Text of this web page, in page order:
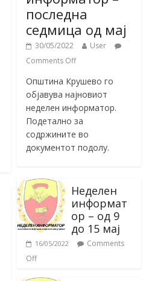
последна
седмица од мај
30/05/2022
User
Comments Off
Општина Крушево го
објавува најновиот
неделен информатор.
Подетално за
содржините во
документот подолу.
Неделен
информат
ор – од 9
до 15 мај
16/05/2022
Comments
Off